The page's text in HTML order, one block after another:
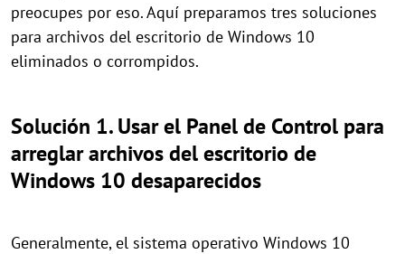
preocupes por eso. Aquí preparamos tres soluciones
para archivos del escritorio de Windows 10
eliminados o corrompidos.
Solución 1. Usar el Panel de Control para
arreglar archivos del escritorio de
Windows 10 desaparecidos
Generalmente, el sistema operativo Windows 10